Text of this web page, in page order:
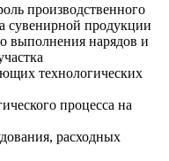
производственного
сувенирной продукции
выполнения нарядов и
технологических
процесса на
расходных